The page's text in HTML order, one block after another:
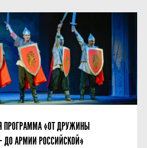
ПРОГРАММА «ОТ ДРУЖИНЫ
ДО АРМИИ РОССИЙСКОЙ»